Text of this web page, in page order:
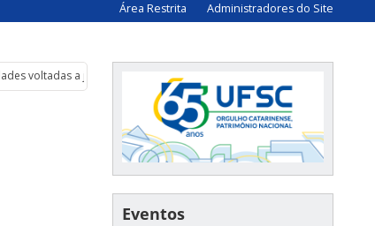
Área Restrita Administradores do Site
voltadas a jovens
Eventos